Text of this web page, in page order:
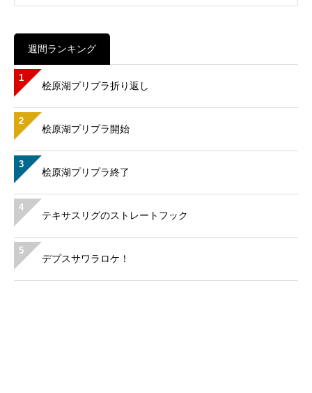
週間ランキング
1
桧原湖プリプラ折り返し
2
桧原湖プリプラ開始
3
桧原湖プリプラ終了
4
テキサスリグのストレートフック
5
デプスサワラロケ！